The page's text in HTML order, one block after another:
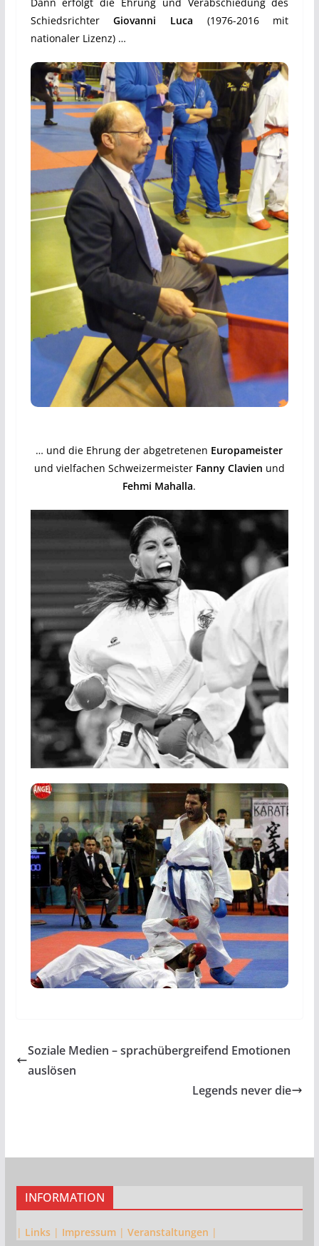
SchiedsrichterGiovanni Luca (1976-2016 mit
nationaler Lizenz) …
… und die Ehrung der abgetretenen Europameister
und vielfachen Schweizermeister Fanny Clavien und
Fehmi Mahalla.
Soziale Medien – sprachübergreifend Emotionen
auslösen
Legends never die
INFORMATION
| Links | Impressum| Veranstaltungen |